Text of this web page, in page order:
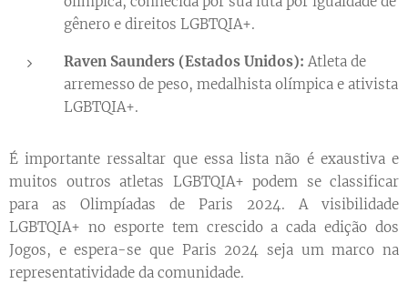
gênero e direitos LGBTQIA+.
Raven Saunders (Estados Unidos): Atleta de
arremesso de peso, medalhista olímpica e ativista
LGBTQIA+.
É importante ressaltar que essa lista não é exaustiva e
muitos outros atletas LGBTQIA+ podem se classificar
para as Olimpíadas de Paris 2024. A visibilidade
LGBTQIA+ no esporte tem crescido a cada edição dos
Jogos, e espera-se que Paris 2024 seja um marco na
representatividade da comunidade.